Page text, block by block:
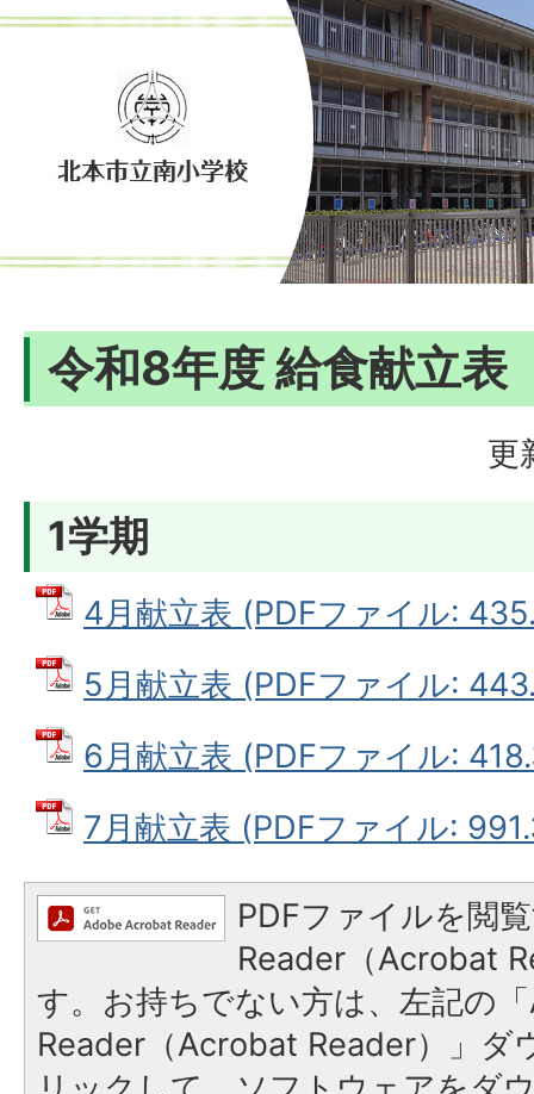
令和8年度 給食献立表
更
1学期
4月献立表 (PDFファイル:
5月献立表 (PDFファイル:
6月献立表 (PDFファイル:
7月献立表 (PDFファイル:
PDFファイルを閲
Reader（Acrobat
す。お持ちでない方は、左記の
Reader（Acrobat Reader）」ダ